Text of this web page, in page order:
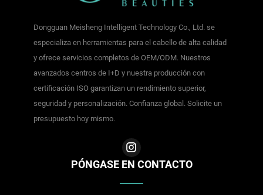
Dongguan Meisheng Intelligent Technology Co., Ltd. se
especializa en herramientas para el cabello de alta calidad
y ofrece servicios completos de OEM/ODM. Nuestros
avanzados centros de I+D y nuestra producción con
certificación ISO garantizan un rendimiento superior,
seguridad y personalización. Confianza global. Solicite un
presupuesto hoy mismo.
PÓNGASE EN CONTACTO